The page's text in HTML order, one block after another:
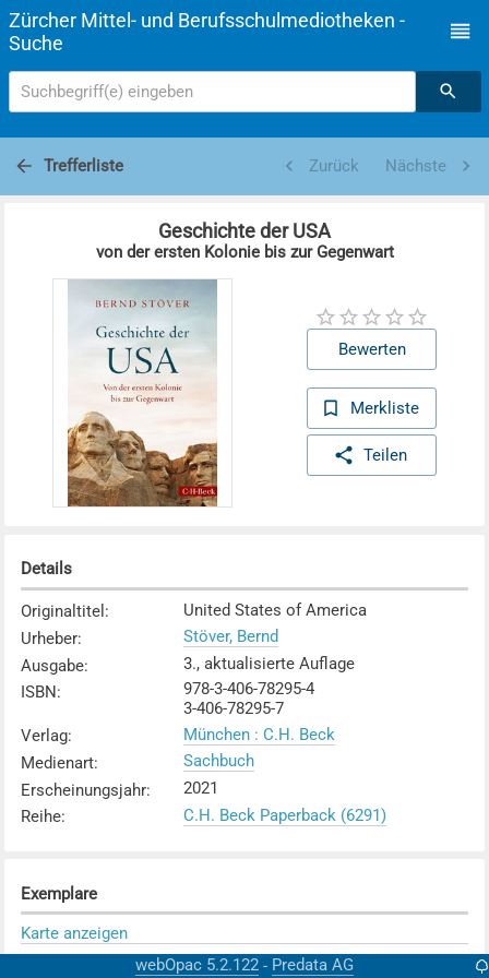
Zürcher Mittel- und Berufsschulmediotheken -
Suche
Suchbegriff(e) eingeben
Trefferliste Zurück Nächste
Geschichte der USA
von der ersten Kolonie bis zur Gegenwart
Bewerten
Merkliste
Teilen
Details
Originaltitel :
United States of America
Urheber:
Stöver, Bernd
Ausgabe:
3., aktualisierte Auflage
ISBN :
978-3-406-78295-4
3-406-78295-7
Verlag:
München : C.H. Beck
Medienart:
Sachbuch
Erscheinungsjahr:
2021
Reihe: C.H. Beck Paperback (6291)
Exemplare
Karte anzeigen
KV Zürich
webOpac 5.2.122 - Predata AG